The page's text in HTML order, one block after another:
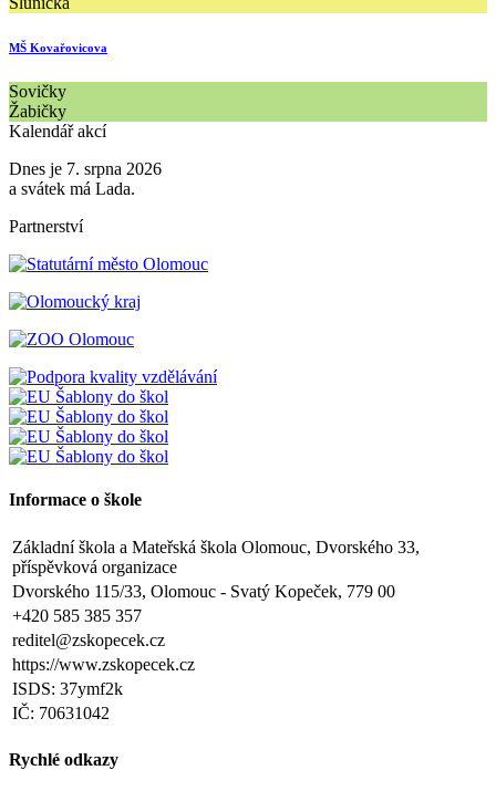
MŠ Kovařovicova
Sovičky
Žabičky
Kalendář akcí
Dnes je 7. srpna 2026
a svátek má Lada.
Partnerství
Informace o škole
Základní škola a Mateřská škola Olomouc, Dvorského 33,
příspěvková organizace
Dvorského 115/33, Olomouc - Svatý Kopeček, 779 00
+420 585 385 357
reditel@zskopecek.cz
https://www.zskopecek.cz
ISDS: 37ymf2k
IČ: 70631042
Rychlé odkazy